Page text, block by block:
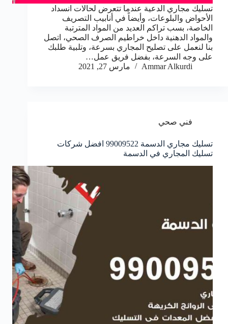
تسليك مجاري الدعية عندما تتعرض لحالات انسداد
الأحواض والبلوعات، وأيضاً في أنابيب التصريف
الخاصة، بسب تراكم العديد من المواد المترتبة
والمواد الدهنية داخل خراطيم الصرف الصحي، اتصل
بنا لنعمل على تصليح المجاري بسرعة، وتلبية طلبك
على وجه السرعة، بفضل فريق عمل…
Ammar Alkurdi
مارس 27, 2021
فني صحي
تسليك مجاري الدسمة 99009522 افضل شركات
تسليك المجاري في الدسمة